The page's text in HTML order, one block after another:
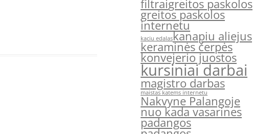
filtraigreitos paskolos
greitos paskolos
internetu
kaciu edalaskanapiu aliejus
keraminės čerpės
konvejerio juostos
kursiniai darbai
magistro darbas
maistas katems internetu
Nakvyne Palangoje
nuo kada vasarines
padangos